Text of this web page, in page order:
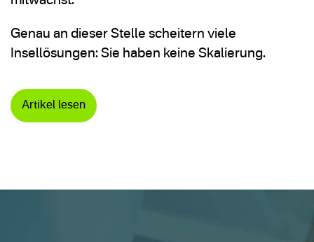
Genau an dieser Stelle scheitern viele
Insellösungen: Sie haben keine Skalierung.
Artikel lesen